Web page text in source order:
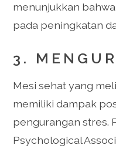
menunjukkan
pada peningkatan
3.
Mesi sehat yang
memiliki dampak
pengurangan stres.
Psychological